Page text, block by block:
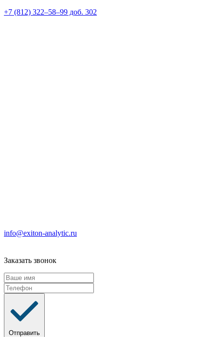
+7 (812) 322–58–99 доб. 302
info@exiton-analytic.ru
Заказать звонок
Отправить